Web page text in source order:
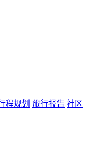
程规划 旅行报告 社区